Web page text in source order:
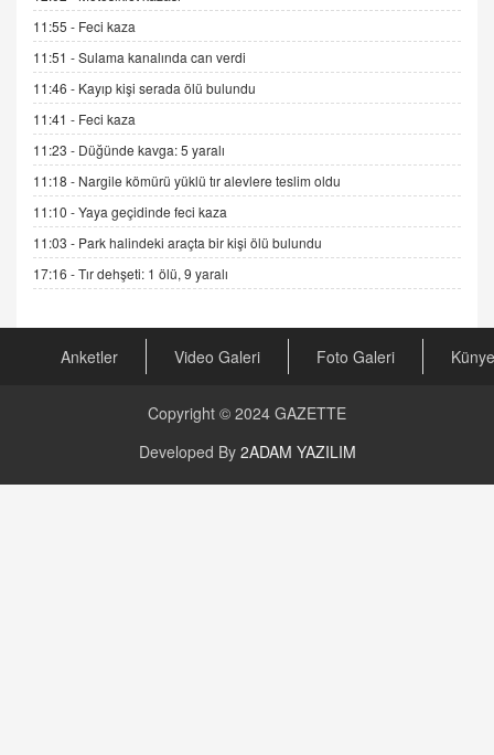
11.12.2024 12:30
DR. EKREM ASLAN
Gerçek Ne, Algı Ne? "Beraber Yürüyoruz"
Cümlesinin Peşinden
19.07.2025 12:45
GÖNÜL MENEKŞE
Şifacının Yolu
AV. RÜMEYSA ÖZKALE
Kira Uyuşmazlıklarında Dava Açmadan Önce
23.09.2023 16:30
CAN UĞURATEŞ
16.12.2024 14:16
GÜNLÜK BURÇ YORUMU
11:55 - Feci kaza
11:51 -Sulama kanalında can verdi
11:46 - Kayıp kişi serada ölü bulundu
11:41 - Feci kaza
11:23 - Düğünde kavga: 5 yaralı
11:18 - Nargile kömürü yüklü tır alevlere teslim oldu
11:10 -Yaya geçidinde feci kaza
11:03 - Park halindeki araçta bir kişi ölü bulundu
17:16 -Tır dehşeti: 1 ölü, 9 yaralı
Anketler Video Galeri Foto Galeri Künye
Copyright © 2024 GAZETTE
Developed By 2ADAM YAZILIM